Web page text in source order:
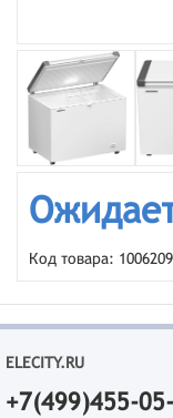
Код товара:
ELECITY.RU
+7(499)455-